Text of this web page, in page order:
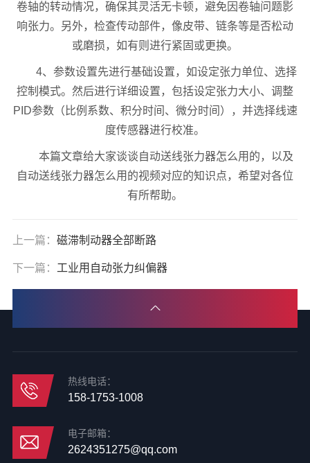
卷轴的转动情况，确保其灵活无卡顿，避免因卷轴问题影
响张力。另外，检查传动部件，像皮带、链条等是否松动
或磨损，如有则进行紧固或更换。
4、参数设置先进行基础设置，如设定张力单位、选择
控制模式。然后进行详细设置，包括设定张力大小、调整
PID参数（比例系数、积分时间、微分时间），并选择线速
度传感器进行校准。
本篇文章给大家谈谈自动送线张力器怎么用的，以及
自动送线张力器怎么用的视频对应的知识点，希望对各位
有所帮助。
上一篇： 磁滞制动器全部断路
下一篇： 工业用自动张力纠偏器
热线电话：
158-1753-1008
电子邮箱：
2624351275@qq.com